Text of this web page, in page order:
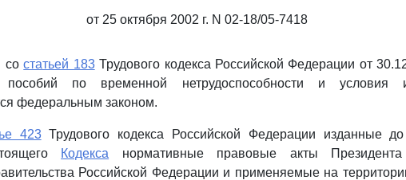
от 25 октября 2002 г. N 02-18/05-7418
состатьей 183Трудового кодекса Российской Федерации от
по временной нетрудоспособности и условия
федеральным законом.
423Трудового кодекса Российской Федерации изданные
Кодекса нормативные правовые акты Президента
Российской Федерации и применяемые на